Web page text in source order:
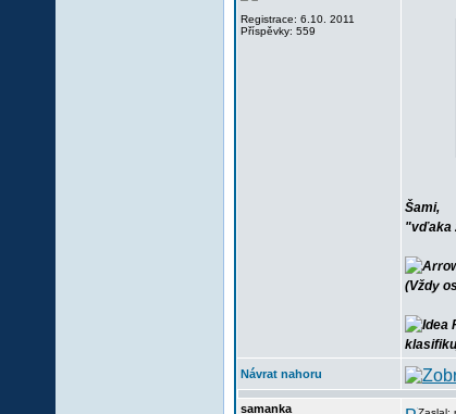
Registrace: 6.10. 2011
Příspěvky: 559
Šami,
"vďaka
(Vždy
Návrat nahoru
samanka